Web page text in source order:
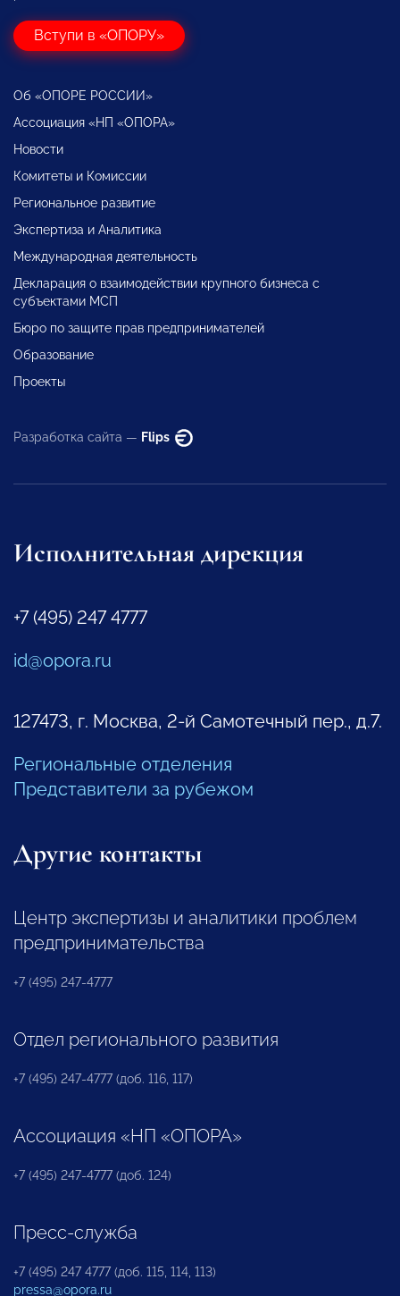
Вступи в «ОПОРУ»
Об «ОПОРЕ РОССИИ»
Ассоциация «НП «ОПОРА»
Новости
Комитеты и Комиссии
Региональное развитие
Экспертиза и Аналитика
Международная деятельность
Декларация о взаимодействии крупного бизнеса с
субъектами МСП
Бюро по защите прав предпринимателей
Образование
Проекты
Разработка сайта — Flips
Исполнительная дирекция
+7 (495) 247 4777
id@opora.ru
127473, г. Москва, 2-й Самотечный пер., д.7.
Региональные отделения
Представители за рубежом
Другие контакты
Центр экспертизы и аналитики проблем
предпринимательства
+7 (495) 247-4777
Отдел регионального развития
+7 (495) 247-4777 (доб. 116, 117)
Ассоциация «НП «ОПОРА»
+7 (495) 247-4777 (доб. 124)
Пресс-служба
+7 (495) 247 4777 (доб. 115, 114, 113)
pressa@opora.ru